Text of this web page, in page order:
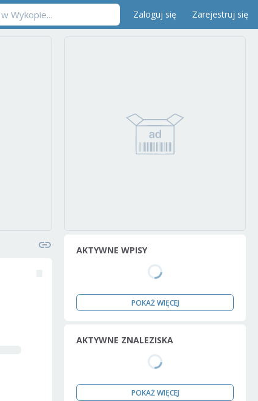
Zaloguj się Zarejestruj się
AKTYWNE WPISY
POKAŻ WIĘCEJ
AKTYWNE ZNALEZISKA
POKAŻ WIĘCEJ